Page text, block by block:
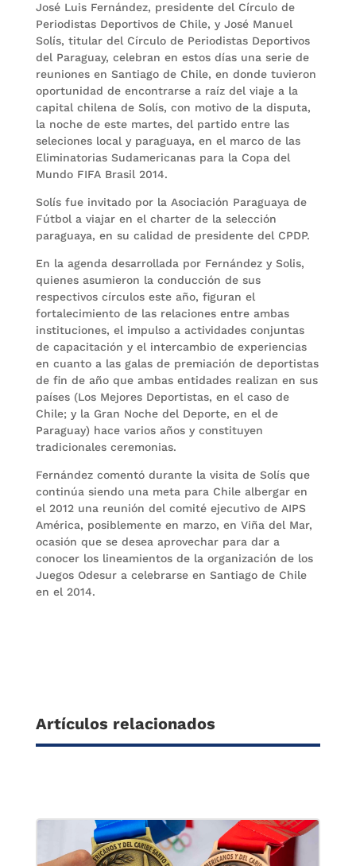
José Luis Fernández, presidente del Círculo de
Periodistas Deportivos de Chile, y José Manuel
Solís, titular del Círculo de Periodistas Deportivos
del Paraguay, celebran en estos días una serie de
reuniones en Santiago de Chile, en donde tuvieron
oportunidad de encontrarse a raíz del viaje a la
capital chilena de Solís, con motivo de la disputa,
la noche de este martes, del partido entre las
seleciones local y paraguaya, en el marco de las
Eliminatorias Sudamericanas para la Copa del
Mundo FIFA Brasil 2014.
Solís fue invitado por la Asociación Paraguaya de
Fútbol a viajar en el charter de la selección
paraguaya, en su calidad de presidente del CPDP.
En la agenda desarrollada por Fernández y Solis,
quienes asumieron la conducción de sus
respectivos círculos este año, figuran el
fortalecimiento de las relaciones entre ambas
instituciones, el impulso a actividades conjuntas
de capacitación y el intercambio de experiencias
en cuanto a las galas de premiación de deportistas
de fin de año que ambas entidades realizan en sus
países (Los Mejores Deportistas, en el caso de
Chile; y la Gran Noche del Deporte, en el de
Paraguay) hace varios años y constituyen
tradicionales ceremonias.
Fernández comentó durante la visita de Solís que
continúa siendo una meta para Chile albergar en
el 2012 una reunión del comité ejecutivo de AIPS
América, posiblemente en marzo, en Viña del Mar,
ocasión que se desea aprovechar para dar a
conocer los lineamientos de la organización de los
Juegos Odesur a celebrarse en Santiago de Chile
en el 2014.
Artículos relacionados